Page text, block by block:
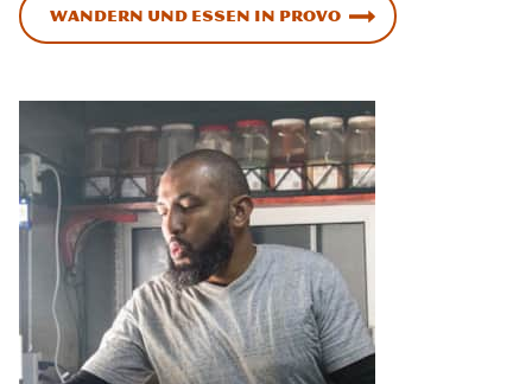
Wandern und Essen in Provo